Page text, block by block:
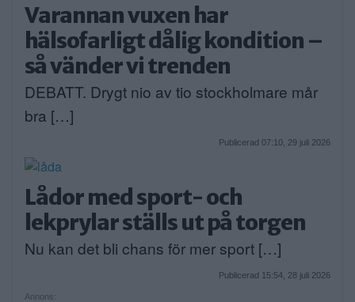
Varannan vuxen har
hälsofarligt dålig kondition –
så vänder vi trenden
DEBATT. Drygt nio av tio stockholmare mår
bra […]
Publicerad 07:10, 29 juli 2026
Lådor med sport- och
lekprylar ställs ut på torgen
Nu kan det bli chans för mer sport […]
Publicerad 15:54, 28 juli 2026
Annons: